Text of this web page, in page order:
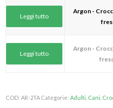
prezzo:
a
Leggi tutto
Argon -
Leggi tutto
Argon -
COD:AR-2TA Categorie:Adulti Cani